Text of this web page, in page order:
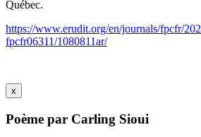
Québec.
https://www.erudit.org/en/journals/fpcfr/
fpcfr06311/1080811ar/
x
Poème par Carling Sioui